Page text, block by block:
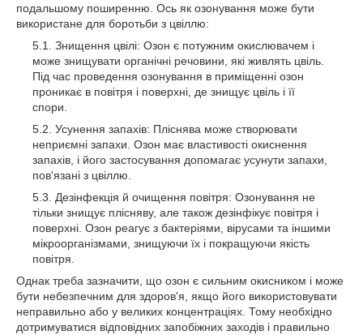
подальшому поширенню. Ось як озонування може бути
використане для боротьби з цвіллю:
Знищення цвілі: Озон є потужним окислювачем і
може знищувати органічні речовини, які живлять цвіль.
Під час проведення озонування в приміщенні озон
проникає в повітря і поверхні, де знищує цвіль і її
спори.
Усунення запахів: Пліснява може створювати
неприємні запахи. Озон має властивості окиснення
запахів, і його застосування допомагає усунути запахи,
пов'язані з цвіллю.
Дезінфекція й очищення повітря: Озонування не
тільки знищує плісняву, але також дезінфікує повітря і
поверхні. Озон реагує з бактеріями, вірусами та іншими
мікроорганізмами, знищуючи їх і покращуючи якість
повітря.
Однак треба зазначити, що озон є сильним окисником і може
бути небезпечним для здоров'я, якщо його використовувати
неправильно або у великих концентраціях. Тому необхідно
дотримуватися відповідних запобіжних заходів і правильно